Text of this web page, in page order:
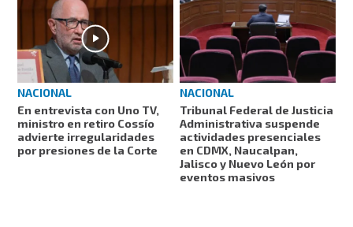
NACIONAL
En entrevista con Uno TV,
ministro en retiro Cossío
advierte irregularidades
por presiones de la Corte
NACIONAL
Tribunal Federal de Justicia
Administrativa suspende
actividades presenciales
en CDMX, Naucalpan,
Jalisco y Nuevo León por
eventos masivos